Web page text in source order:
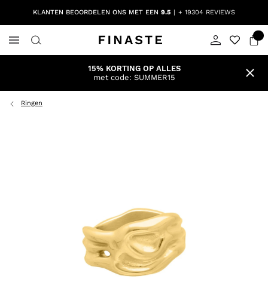
KLANTEN BEOORDELEN ONS MET EEN 9.5 + 19304 REVIEWS
15% KORTING OP ALLES
met code: SUMMER15
Ringen